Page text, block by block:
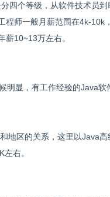
四个等级，从软件技术员
程师一般月薪范围在4k-
薪10~13万左右。
明显，有工作经验的Java
地区的关系，这里以Java
右。